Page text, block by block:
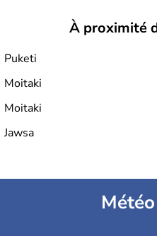
À proximité
Puketi
Moitaki
Moitaki
Jawsa